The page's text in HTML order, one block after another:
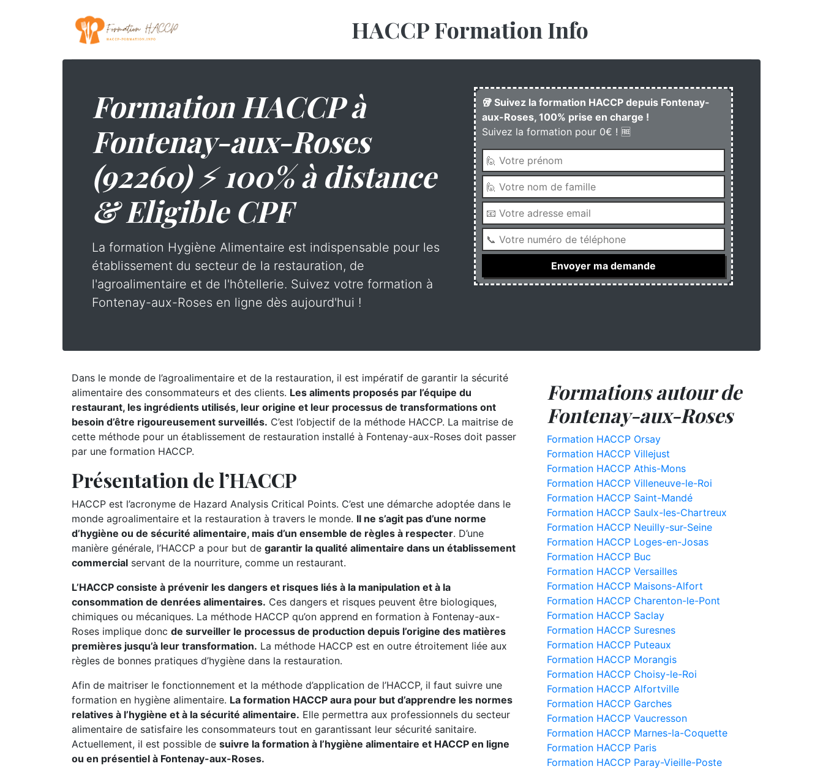
HACCP Formation Info
Formation HACCP à
Fontenay-aux-Roses
(92260) ⚡ 100% à distance
& Eligible CPF
La formation Hygiène Alimentaire est indispensable pour les
établissement du secteur de la restauration, de
l'agroalimentaire et de l'hôtellerie. Suivez votre formation à
Fontenay-aux-Roses en ligne dès aujourd'hui !
🥡 Suivez la formation HACCP depuis Fontenay-
aux-Roses, 100% prise en charge !
Suivez la formation pour 0€ ! 🆓
Dans le monde de l’agroalimentaire et de la restauration, il est impératif de garantir la sécurité
alimentaire des consommateurs et des clients. Les aliments proposés par l’équipe du
restaurant, les ingrédients utilisés, leur origine et leur processus de transformations ont
besoin d’être rigoureusement surveillés. C’est l’objectif de la méthode HACCP. La maitrise de
cette méthode pour un établissement de restauration installé à Fontenay-aux-Roses doit passer
par une formation HACCP.
Présentation de l’HACCP
HACCP est l’acronyme de Hazard Analysis Critical Points. C’est une démarche adoptée dans le
monde agroalimentaire et la restauration à travers le monde. Il ne s’agit pas d’une norme
d’hygiène ou de sécurité alimentaire, mais d’un ensemble de règles à respecter. D’une
manière générale, l’HACCP a pour but de garantir la qualité alimentaire dans un établissement
commercial servant de la nourriture, comme un restaurant.
L’HACCP consiste à prévenir les dangers et risques liés à la manipulation et à la
consommation de denrées alimentaires. Ces dangers et risques peuvent être biologiques,
chimiques ou mécaniques. La méthode HACCP qu’on apprend en formation à Fontenay-aux-
Roses implique donc de surveiller le processus de production depuis l’origine des matières
premières jusqu’à leur transformation. La méthode HACCP est en outre étroitement liée aux
règles de bonnes pratiques d’hygiène dans la restauration.
Afin de maitriser le fonctionnement et la méthode d’application de l’HACCP, il faut suivre une
formation en hygiène alimentaire. La formation HACCP aura pour but d’apprendre les normes
relatives à l’hygiène et à la sécurité alimentaire. Elle permettra aux professionnels du secteur
alimentaire de satisfaire les consommateurs tout en garantissant leur sécurité sanitaire.
Actuellement, il est possible de suivre la formation à l’hygiène alimentaire et HACCP en ligne
ou en présentiel à Fontenay-aux-Roses.
Formations autour de
Fontenay-aux-Roses
Formation HACCP Orsay
Formation HACCP Villejust
Formation HACCP Athis-Mons
Formation HACCP Villeneuve-le-Roi
Formation HACCP Saint-Mandé
Formation HACCP Saulx-les-Chartreux
Formation HACCP Neuilly-sur-Seine
Formation HACCP Loges-en-Josas
Formation HACCP Buc
Formation HACCP Versailles
Formation HACCP Maisons-Alfort
Formation HACCP Charenton-le-Pont
Formation HACCP Saclay
Formation HACCP Suresnes
Formation HACCP Puteaux
Formation HACCP Morangis
Formation HACCP Choisy-le-Roi
Formation HACCP Alfortville
Formation HACCP Garches
Formation HACCP Vaucresson
Formation HACCP Marnes-la-Coquette
Formation HACCP Paris
Formation HACCP Paray-Vieille-Poste